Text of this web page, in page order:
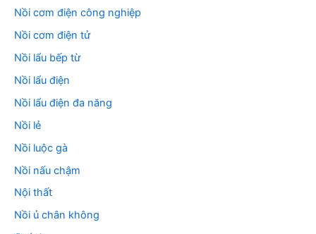
Nồi cơm điện công nghiệp
Nồi cơm điện tử
Nồi lẩu bếp từ
Nồi lẩu điện
Nồi lẩu điện đa năng
Nồi lẻ
Nồi luộc gà
Nồi nấu chậm
Nội thất
Nồi ủ chân không